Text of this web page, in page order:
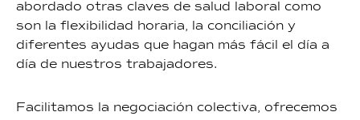
abordado otras claves de salud laboral como
son la flexibilidad horaria, la conciliación y
diferentes ayudas que hagan más fácil el día a
día de nuestros trabajadores.
Facilitamos la negociación colectiva, ofrecemos